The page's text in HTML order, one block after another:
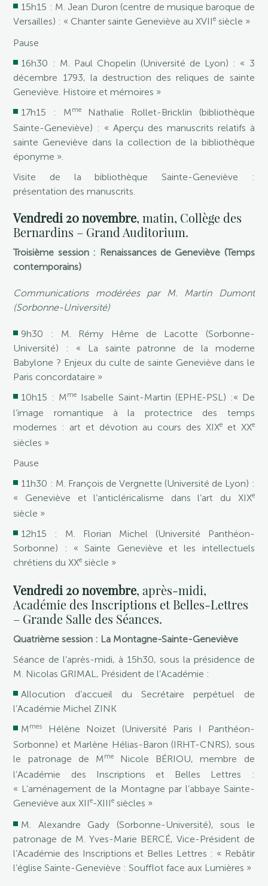
15h15 : M. Jean Duron (centre de musique baroque de
Versailles) : « Chanter sainte Geneviève au XVIIe siècle »
Pause
16h30 : M. Paul Chopelin (Université de Lyon) : « 3
décembre 1793, la destruction des reliques de sainte
Geneviève. Histoire et mémoires »
17h15 : M meNathalie Rollet-Bricklin (bibliothèque
Sainte-Geneviève) : « Aperçu des manuscrits relatifs à
sainte Geneviève dans la collection de la bibliothèque
éponyme ».
Visite de la bibliothèque Sainte-Geneviève :
présentation des manuscrits.
Vendredi 20 novembre, matin, Collège des
Bernardins – Grand Auditorium.
Troisième session : Renaissances de Geneviève (Temps
contemporains)
Communications modérées par M. Martin Dumont
(Sorbonne-Université)
9h30 : M. Rémy Hême de Lacotte (Sorbonne-
Université) : « La sainte patronne de la moderne
Babylone ? Enjeux du culte de sainte Geneviève dans le
Paris concordataire »
10h15 : M me
Isabelle Saint-Martin (EPHE-PSL) :« De
l’image romantique à la protectrice des temps
modernes : art et dévotion au cours des XIXeet XXe
siècles »
Pause
11h30 : M. François de Vergnette (Université de Lyon) :
« Geneviève et l’anticléricalisme dans l’art du XIXe
siècle »
12h15 : M. Florian Michel (Université Panthéon-
Sorbonne) : « Sainte Geneviève et les intellectuels
chrétiens du XXe siècle »
Vendredi 20 novembre, après-midi,
Académie des Inscriptions et Belles-Lettres
– Grande Salle des Séances.
Quatrième session : La Montagne-Sainte-Geneviève
Séance de l’après-midi, à 15h30, sous la présidence de
M. Nicolas GRIMAL, Président de l’Académie :
Allocution d’accueil du Secrétaire perpétuel de
l’Académie Michel ZINK
Mmes
Hélène Noizet (Université Paris I Panthéon-
Sorbonne) et Marlène Hélias-Baron (IRHT-CNRS), sous
le patronage de MmeNicole BÉRIOU, membre de
l’Académie des Inscriptions et Belles Lettres :
« L’aménagement de la Montagne par l’abbaye Sainte-
Geneviève aux XIIe-XIIIe siècles »
M. Alexandre Gady (Sorbonne-Université), sous le
patronage de M. Yves-Marie BERCÉ, Vice-Président de
l’Académie des Inscriptions et Belles Lettres : « Rebâtir
l’église Sainte-Geneviève : Soufflot face aux Lumières »